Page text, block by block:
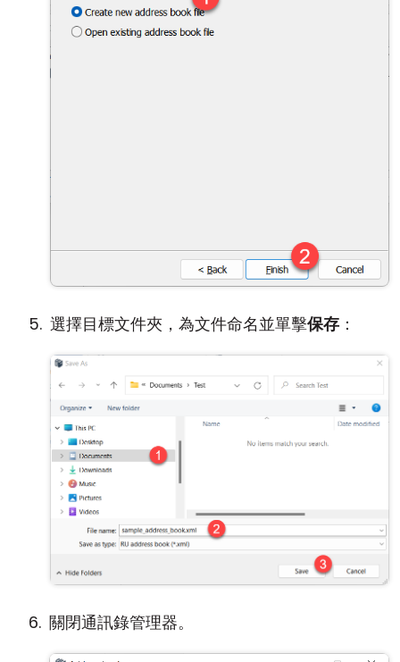
選擇目標文件夾，為文件命名並單擊保存 ：
關閉通訊錄管理器。